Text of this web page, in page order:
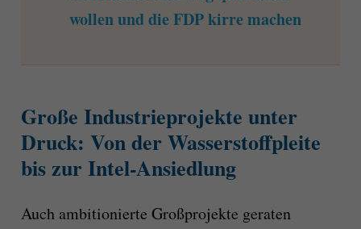
wollen und die FDP kirre machen
Große Industrieprojekte unter
Druck: Von der Wasserstoffpleite
bis zur Intel-Ansiedlung
Auch ambitionierte Großprojekte geraten